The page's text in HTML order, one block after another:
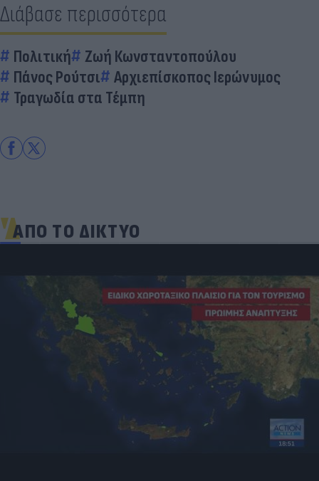
Διάβασε περισσότερα
Πολιτική
Ζωή Κωνσταντοπούλου
Πάνος Ρούτσι
Αρχιεπίσκοπος Ιερώνυμος
Τραγωδία στα Τέμπη
ΑΠΟ ΤΟ ΔΙΚΤΥΟ